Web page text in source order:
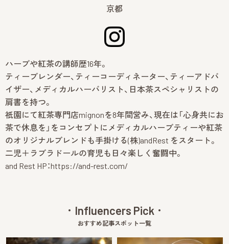
京都
ハーブや紅茶の講師歴16年。
ティーブレンダー、ティーコーディネーター、ティーアドバ
イザー、メディカルハーバリスト、日本茶スペシャリストの
肩書を持つ。
祇園にて紅茶専門店mignonを8年間営み、現在は「心身共にお
茶で休息を」をコンセプトにメディカルハーブティーや紅茶
のオリジナルブレンドも手掛ける(株)andRest をスタート。
二児＋ラブラドールの育児も日々楽しく奮闘中。
and Rest HP：https://and-rest.com/
Influencers Pick
おすすめ記事スポット一覧